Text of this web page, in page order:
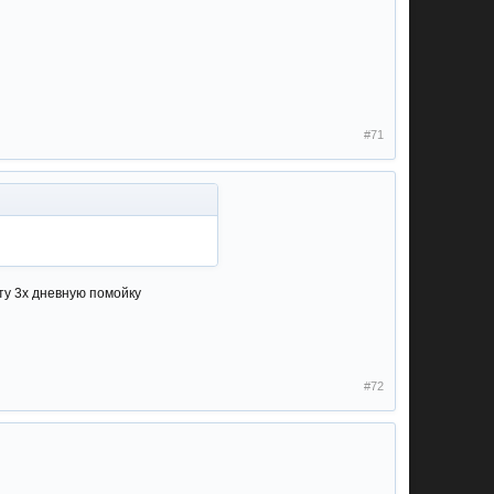
#71
3х дневную помойку
#72